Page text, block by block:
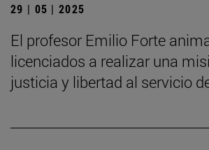
29 | 05 | 2025
El profesor Emilio Forte
licenciados a realizar una
justicia y libertad al servicio